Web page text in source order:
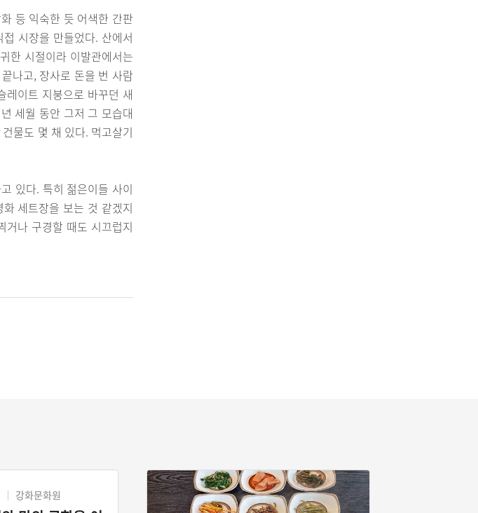
등 익숙한 듯 어색한 간판
시장을 만들었다. 산에서
한 시절이라 이발관에서는
나고, 장사로 돈을 번 사람
이트 지붕으로 바꾸던 새
세월 동안 그저 그 모습대
물도 몇 채 있다. 먹고살기
있다. 특히 젊은이들 사이
세트장을 보는 것 같겠지
나 구경할 때도 시끄럽지
강화문화원